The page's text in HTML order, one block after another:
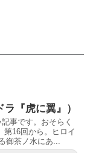
『虎に翼』）
事です。おそらく
第16回から。ヒロイ
御茶ノ水にあ...